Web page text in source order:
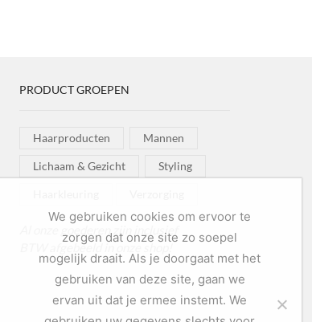
PRODUCT GROEPEN
Haarproducten Mannen
Lichaam & Gezicht Styling
Al onze goederen zijn inclusief
BTW afgebeeld in onze shop!
We gebruiken cookies om ervoor te
zorgen dat onze site zo soepel
mogelijk draait. Als je doorgaat met het
gebruiken van deze site, gaan we
ervan uit dat je ermee instemt. We